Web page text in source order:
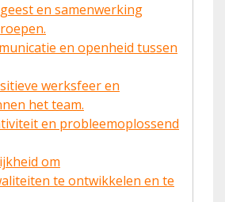
en samenwerking
en openheid tussen
werksfeer en
het team.
en probleemoplossend
om
te ontwikkelen en te